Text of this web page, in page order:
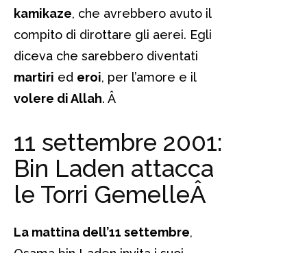
kamikaze, che avrebbero avuto il
compito di dirottare gli aerei. Egli
diceva che sarebbero diventati
martiri ed eroi, per l’amore e il
volere di Allah. Â
11 settembre 2001:
Bin Laden attacca
le Torri GemelleÂ
La mattina dell’11 settembre,